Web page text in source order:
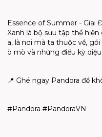
Essence of Summer - Giai
Xanh là bộ sưu tập thể hiện
a, là nơi mà ta thuộc về, gói
ò mò và những điều kỳ diệu
📍 Ghé ngay Pandora để
#Pandora #PandoraVN